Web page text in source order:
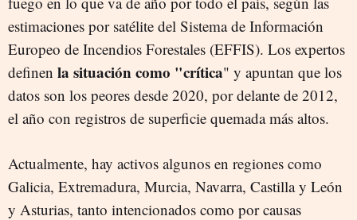
estimaciones por satélite del Sistema de Información
Europeo de Incendios Forestales (EFFIS). Los expertos
definen la situación como "crítica" y apuntan que los
datos son los peores desde 2020, por delante de 2012,
el año con registros de superficie quemada más altos.
Actualmente, hay activos algunos en regiones como
Galicia, Extremadura, Murcia, Navarra, Castilla y León
y Asturias, tanto intencionados como por causas